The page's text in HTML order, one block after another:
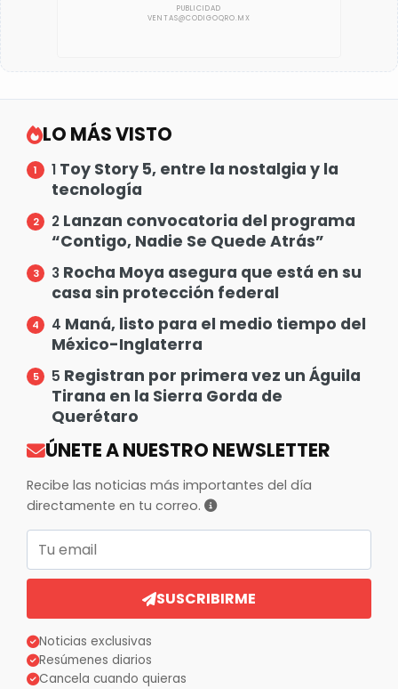
LO MÁS VISTO
1 Toy Story 5, entre la nostalgia y la
tecnología
2 Lanzan convocatoria del programa
“Contigo, Nadie Se Quede Atrás”
3 Rocha Moya asegura que está en su
casa sin protección federal
4 Maná, listo para el medio tiempo del
México-Inglaterra
5 Registran por primera vez un Águila
Tirana en la Sierra Gorda de
Querétaro
ÚNETE A NUESTRO NEWSLETTER
Recibe las noticias más importantes del día
directamente en tu correo.
SUSCRIBIRME
Noticias exclusivas
Resúmenes diarios
Cancela cuando quieras